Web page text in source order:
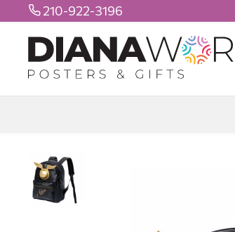
 210-922-3196